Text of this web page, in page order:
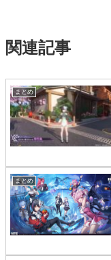
関連記事
まとめ
まとめ